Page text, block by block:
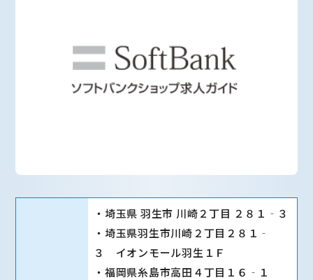
・埼玉県 羽生市 川崎２丁目 ２８１‐３
・埼玉県羽生市川崎２丁目２８１‐
３ イオンモール羽生１Ｆ
・福岡県糸島市高田４丁目１６‐１